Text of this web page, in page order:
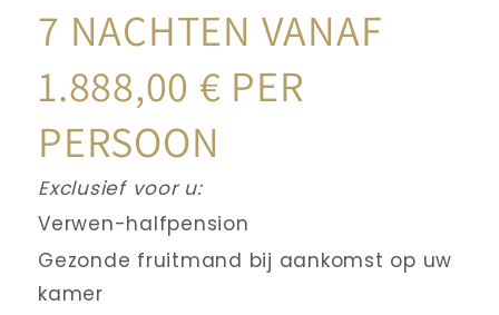
7 NACHTEN VANAF
1.888,00 € PER
PERSOON
Exclusief voor u:
Verwen-halfpension
Gezonde fruitmand bij aankomst op uw
kamer